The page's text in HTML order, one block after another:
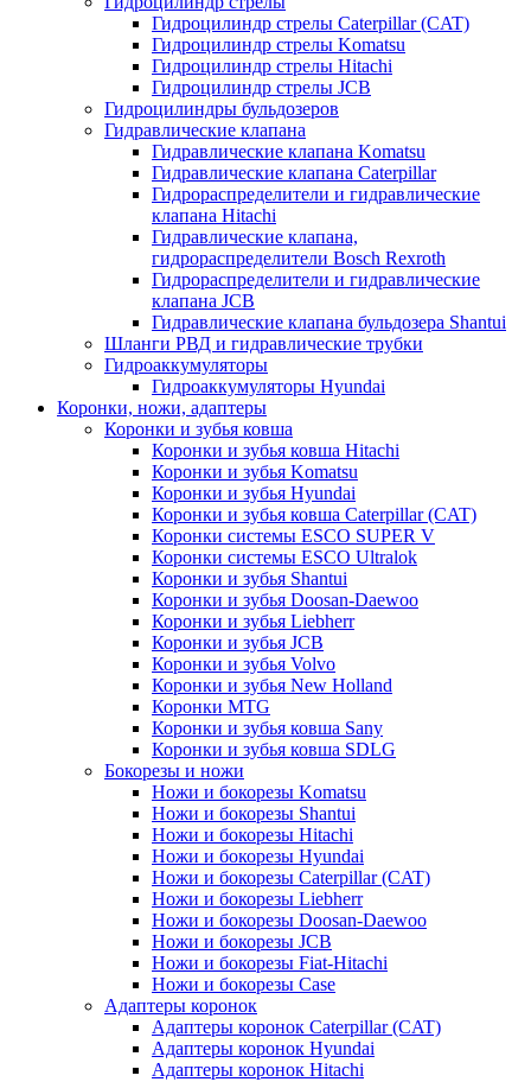
Гидроцилиндр стрелы Caterpillar (CAT)
Гидроцилиндр стрелы Komatsu
Гидроцилиндр стрелы Hitachi
Гидроцилиндр стрелы JCB
Гидроцилиндры бульдозеров
Гидравлические клапана
Гидравлические клапана Komatsu
Гидравлические клапана Caterpillar
Гидрораспределители и гидравлические
клапана Hitachi
Гидравлические клапана,
гидрораспределители Bosch Rexroth
Гидрораспределители и гидравлические
клапана JCB
Гидравлические клапана бульдозера Shantui
Шланги РВД и гидравлические трубки
Гидроаккумуляторы
Гидроаккумуляторы Hyundai
Коронки, ножи, адаптеры
Коронки и зубья ковша
Коронки и зубья ковша Hitachi
Коронки и зубья Komatsu
Коронки и зубья Hyundai
Коронки и зубья ковша Caterpillar (CAT)
Коронки системы ESCO SUPER V
Коронки системы ESCO Ultralok
Коронки и зубья Shantui
Коронки и зубья Doosan-Daewoo
Коронки и зубья Liebherr
Коронки и зубья JCB
Коронки и зубья Volvo
Коронки и зубья New Holland
Коронки MTG
Коронки и зубья ковша Sany
Коронки и зубья ковша SDLG
Бокорезы и ножи
Ножи и бокорезы Komatsu
Ножи и бокорезы Shantui
Ножи и бокорезы Hitachi
Ножи и бокорезы Hyundai
Ножи и бокорезы Caterpillar (CAT)
Ножи и бокорезы Liebherr
Ножи и бокорезы Doosan-Daewoo
Ножи и бокорезы JCB
Ножи и бокорезы Fiat-Hitachi
Ножи и бокорезы Case
Адаптеры коронок
Адаптеры коронок Caterpillar (CAT)
Адаптеры коронок Hyundai
Адаптеры коронок Hitachi